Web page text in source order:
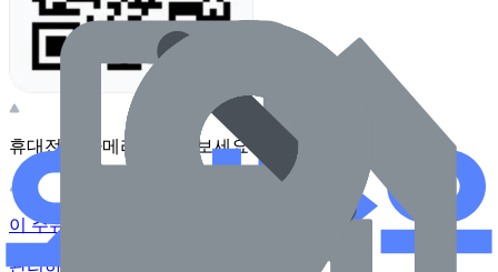
휴대전화 카메라로 찍어보세요
이 주유소의 사장님이신가요?
관리하기